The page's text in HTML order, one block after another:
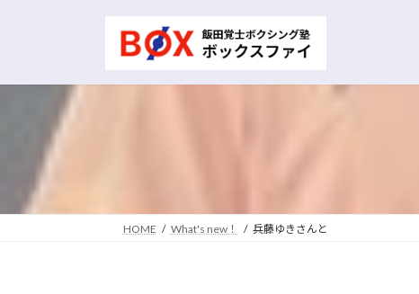
HOME What's new！ 兵藤ゆきさんと